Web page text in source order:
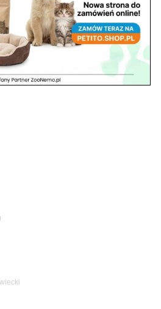
Zadbaj o komfort swojego pupila
ZooNemo
Shop – Internetowy Sklep Zoologiczny
Dla Twojego Pupila | ZooNemo